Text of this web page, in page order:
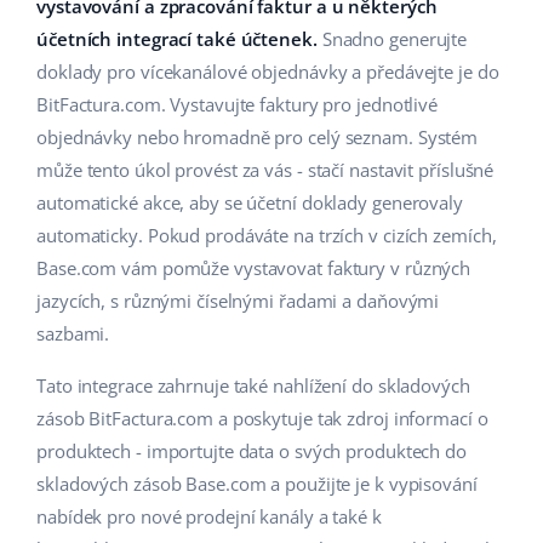
Správa přepravy
Automatizace procesů
Base Connect
AI pro e-commerce
Domov a zahrada
Výrobky pro děti
Elektronika
Automobilové díly
Supermarket
Zdraví a krása
Móda
Podpora
Akademie
Blog
Kalendář webinářů a eventů
Služby
Implementace systému
Další
Kalkulačka růstu tržeb a úspor s Base
english (GB)
english (IN)
čeština
deutsch
Ελληνικά
español (MX)
Italiano
vystavování a zpracování faktur a u některých
účetních integrací také účtenek. Snadno generujte
doklady pro vícekanálové objednávky a předávejte je do
BitFactura.com. Vystavujte faktury pro jednotlivé
objednávky nebo hromadně pro celý seznam. Systém
může tento úkol provést za vás - stačí nastavit příslušné
automatické akce, aby se účetní doklady generovaly
automaticky. Pokud prodáváte na trzích v cizích zemích,
Base.com vám pomůže vystavovat faktury v různých
jazycích, s různými číselnými řadami a daňovými
sazbami.
Tato integrace zahrnuje také nahlížení do skladových
zásob BitFactura.com a poskytuje tak zdroj informací o
produktech - importujte data o svých produktech do
skladových zásob Base.com a použijte je k vypisování
nabídek pro nové prodejní kanály a také k